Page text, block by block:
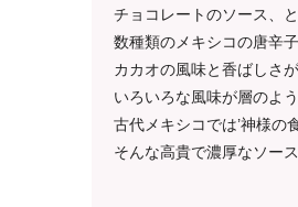
チョコレートのソース、
数種類のメキシコの唐辛
カカオの風味と香ばしさ
いろいろな風味が層のよ
古代メキシコでは’神様の
そんな高貴で濃厚なソー